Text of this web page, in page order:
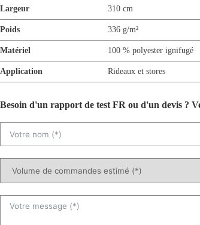
Largeur 310 cm
Poids 336 g/m²
Matériel 100 % polyester ignifugé
Application Rideaux et stores
Besoin d'un rapport de test FR ou d'un devis ?